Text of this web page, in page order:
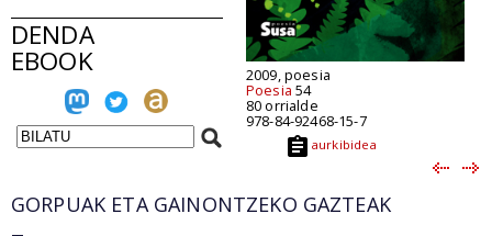
DENDA
EBOOK 2009, poesia
Poesia 54
80 orrialde
978-84-92468-15-7
aurkibidea
GORPUAK ETA GAINONTZEKO GAZTEAK